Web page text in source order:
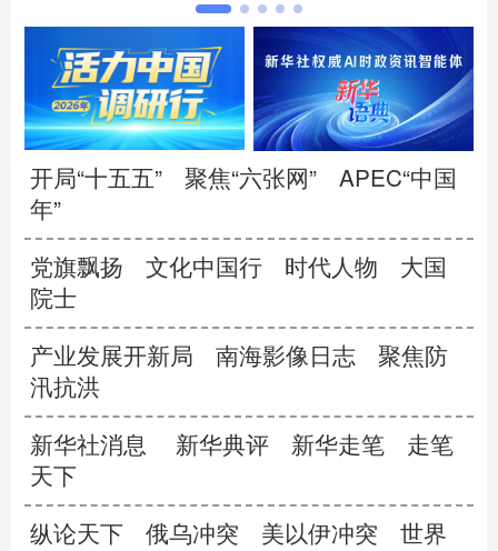
开局“十五五” 聚焦“六张网”
APEC“中国
年”
党旗飘扬 文化中国行 时代人物
大国
院士
产业发展开新局 南海影像日志
聚焦防
汛抗洪
新华社消息 新华典评 新华走笔
走笔
天下
纵论天下 俄乌冲突 美以伊冲突
世界